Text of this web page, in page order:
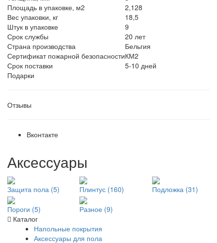
Площадь в упаковке, м2
2,128
Вес упаковки, кг
18,5
Штук в упаковке
9
Срок службы
20 лет
Страна производства
Бельгия
Сертификат пожарной безопасностиКМ2
Срок поставки
5-10 дней
Подарки
Отзывы
Вконтакте
Аксессуары
Защита пола (5) Плинтус (160) Подложка (31)
Пороги (5)
Разное (9)
Каталог
Напольные покрытия
Аксессуары для пола